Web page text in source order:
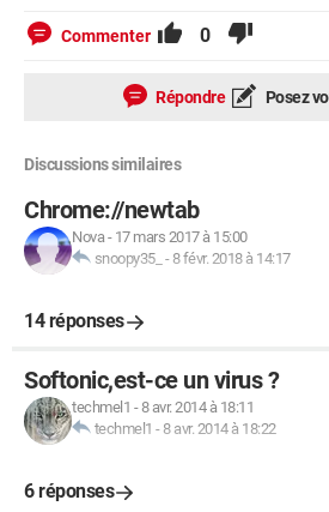
Commenter 0
Répondre Posez
Discussions similaires
Chrome://newtab
Nova- 17 mars 2017 à 15:00
snoopy35_ - 8 févr. 2018 à 14:17
14 réponses
Softonic,est-ce un virus ?
techmel1 -8 avr. 2014 à 18:11
techmel1 - 8 avr. 2014 à 18:22
6 réponses